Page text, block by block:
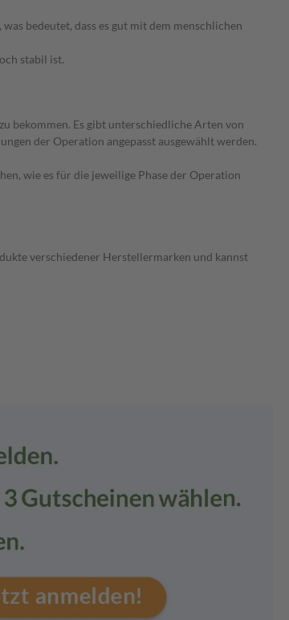
bedeutet, dass es gut mit dem menschlichen
stabil ist.
bekommen. Es gibt unterschiedliche Arten von
der Operation angepasst ausgewählt werden.
wie es für die jeweilige Phase der Operation
verschiedener Herstellermarken und kannst